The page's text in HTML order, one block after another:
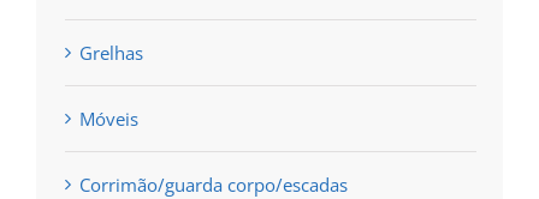
Grelhas
Móveis
Corrimão/guarda corpo/escadas